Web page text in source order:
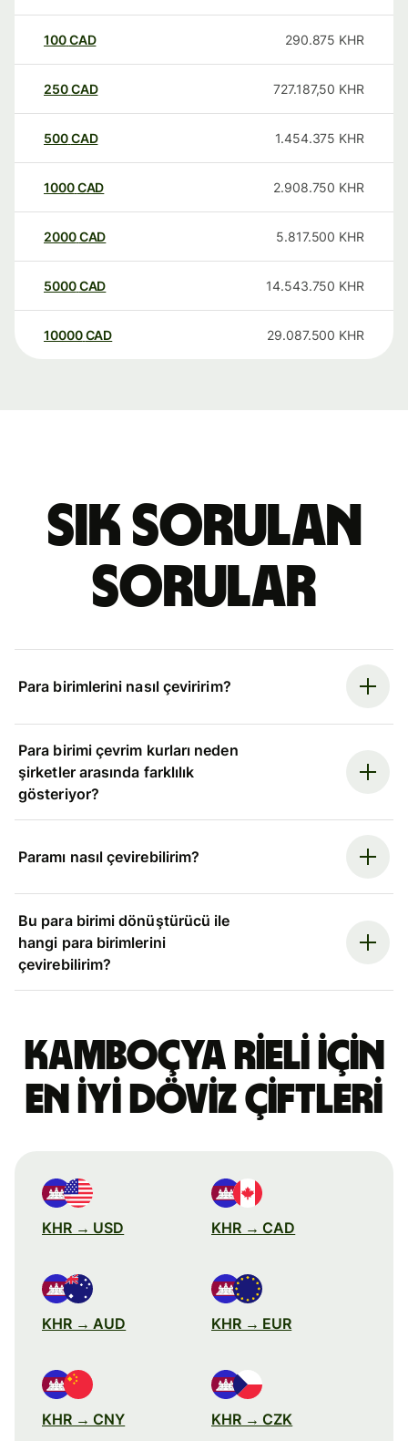
100CAD 290.875 KHR
250CAD 727.187,50 KHR
500CAD 1.454.375 KHR
1000CAD 2.908.750 KHR
2000CAD 5.817.500 KHR
5000CAD 14.543.750 KHR
10000 CAD 29.087.500 KHR
Sık sorulan
sorular
Para birimlerini nasıl çeviririm?
Para birimi çevrim kurları neden
şirketler arasında farklılık
gösteriyor?
Paramı nasıl çevirebilirim?
Bu para birimi dönüştürücü ile
hangi para birimlerini
çevirebilirim?
Kamboçya rieli için
en iyi döviz çiftleri
KHR → USD KHR → CAD
KHR → AUD KHR → EUR
KHR → CNY KHR → CZK